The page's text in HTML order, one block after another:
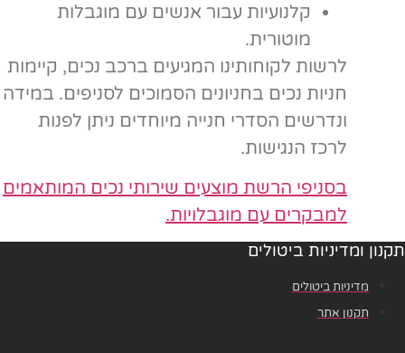
קלנועיות עבור אנשים עם מוגבלות
מוטורית.
לרשות לקוחותינו המגיעים ברכב נכים, קיימות
חניות נכים בחניונים הסמוכים לסניפים. במידה
ונדרשים הסדרי חנייה מיוחדים ניתן לפנות
לרכז הנגישות.
בסניפי הרשת מוצעים שירותי נכים המותאמים
למבקרים עם מוגבלויות.
תקנון ומדיניות ביטולים
מדיניות ביטולים
תקנון אתר